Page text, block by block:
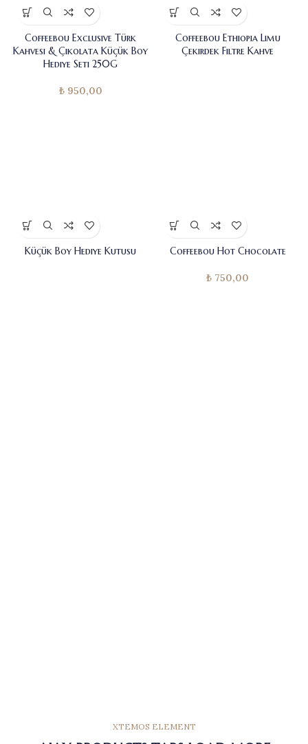
Coffeebou Exclusive Türk
Kahvesi & Çikolata Küçük Boy
Hediye Seti 250G
₺950,00
Coffeebou Ethiopia Limu
Çekirdek Filtre Kahve
Küçük Boy Hediye Kutusu Coffeebou Hot Chocolate
₺ 750,00
XTEMOS ELEMENT